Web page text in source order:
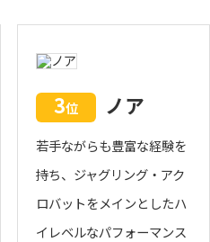
3位 ノア
若手ながらも豊富な経験を
持ち、ジャグリング・アク
ロバットをメインとしたハ
イレベルなパフォーマンス